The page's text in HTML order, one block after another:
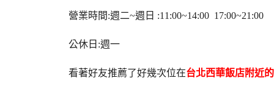
營業時間:週二~週日 :11:00~14:00 17:00~21:00
公休日:週一
看著好友推薦了好幾次位在台北西華飯店附近的